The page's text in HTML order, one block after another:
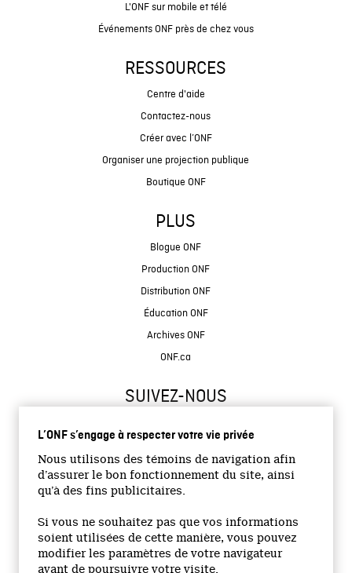
L’ONF s’engage à respecter votre vie privée
Nous utilisons des témoins de navigation afin
d’assurer le bon fonctionnement du site, ainsi
qu’à des fins publicitaires.
Si vous ne souhaitez pas que vos informations
soient utilisées de cette manière, vous pouvez
modifier les paramètres de votre navigateur
avant de poursuivre votre visite.
L'ONF sur mobile et télé
Événements ONF près de chez vous
RESSOURCES
Centre d'aide
Contactez-nous
Créer avec l’ONF
Organiser une projection publique
Boutique ONF
PLUS
Blogue ONF
Production ONF
Distribution ONF
Éducation ONF
Archives ONF
ONF.ca
SUIVEZ-NOUS
Site institutionnel
Accessibilité